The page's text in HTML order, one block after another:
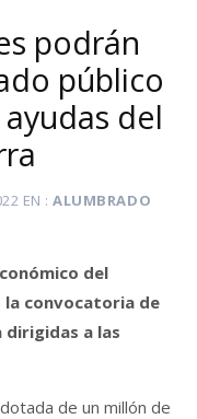
podrán
público
del
EN
ALUMBRADO
del
la convocatoria de
a las
de un millón de